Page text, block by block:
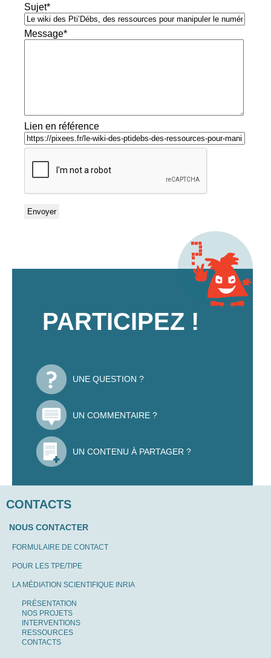
Sujet*
Message*
Lien en référence
PARTICIPEZ !
UNE QUESTION ?
UN COMMENTAIRE ?
UN CONTENU À PARTAGER ?
CONTACTS
NOUS CONTACTER
FORMULAIRE DE CONTACT
POUR LES TPE/TIPE
LA MÉDIATION SCIENTIFIQUE INRIA
PRÉSENTATION
NOS PROJETS
INTERVENTIONS
RESSOURCES
CONTACTS